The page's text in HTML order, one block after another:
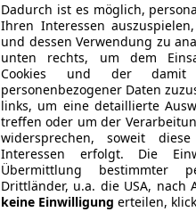
Dadurch ist es möglich,
Ihren Interessen
und dessen Verwendung zu
unten rechts, um dem
Cookies und der damit
personenbezogener Daten
links, um eine detaillierte
treffen oder um der
widersprechen, soweit
Interessen erfolgt. Die
Übermittlung bestimmter
Drittländer, u.a. die USA, nach
keine Einwilligung erteilen,